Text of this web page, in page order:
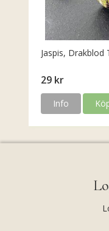
Jaspis, Drakblod
29 kr
Info